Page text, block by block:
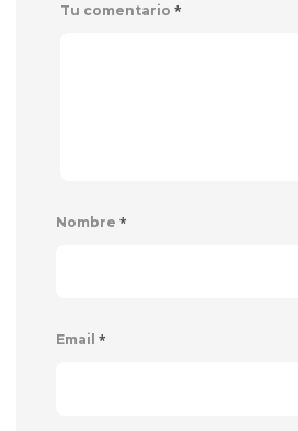
Tu comentario *
Nombre *
Email *